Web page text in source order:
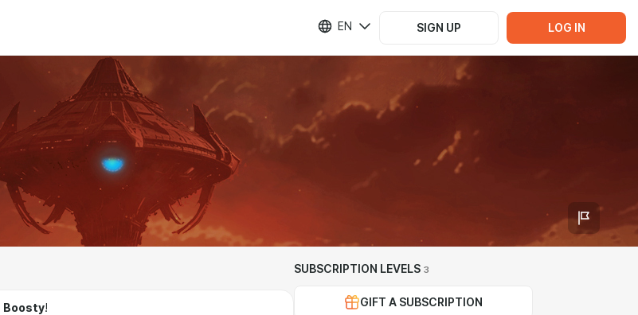
EN SIGN UP LOG IN
Boosty!
SUBSCRIPTION LEVELS 3
GIFT A SUBSCRIPTION